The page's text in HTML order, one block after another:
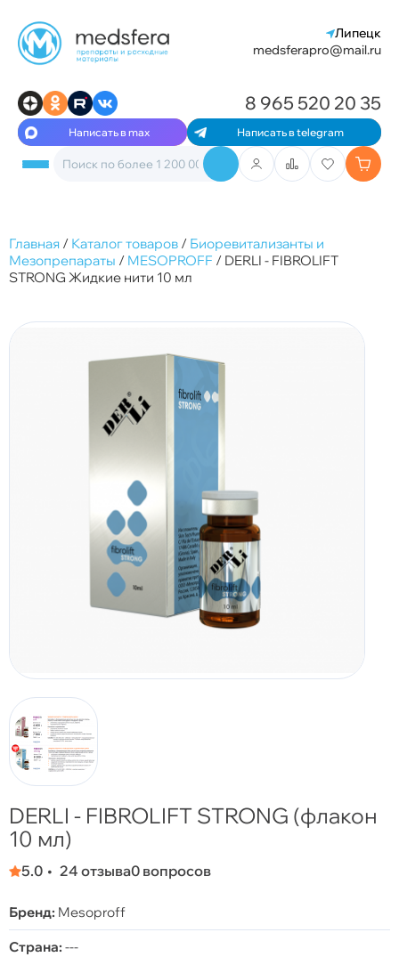
Липецк
medsferapro@mail.ru
Написать в max Написать в telegram
8 965 520 20 35
Главная / Каталог товаров / Биоревитализанты и
Мезопрепараты / MESOPROFF / DERLI - FIBROLIFT
STRONG Жидкие нити 10 мл
DERLI - FIBROLIFT STRONG (флакон
10 мл)
5.0 24 отзыва0 вопросов
Бренд: Mesoproff
Страна: ---